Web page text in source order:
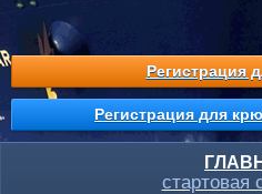
Регистрация
Регистрация для
стартовая